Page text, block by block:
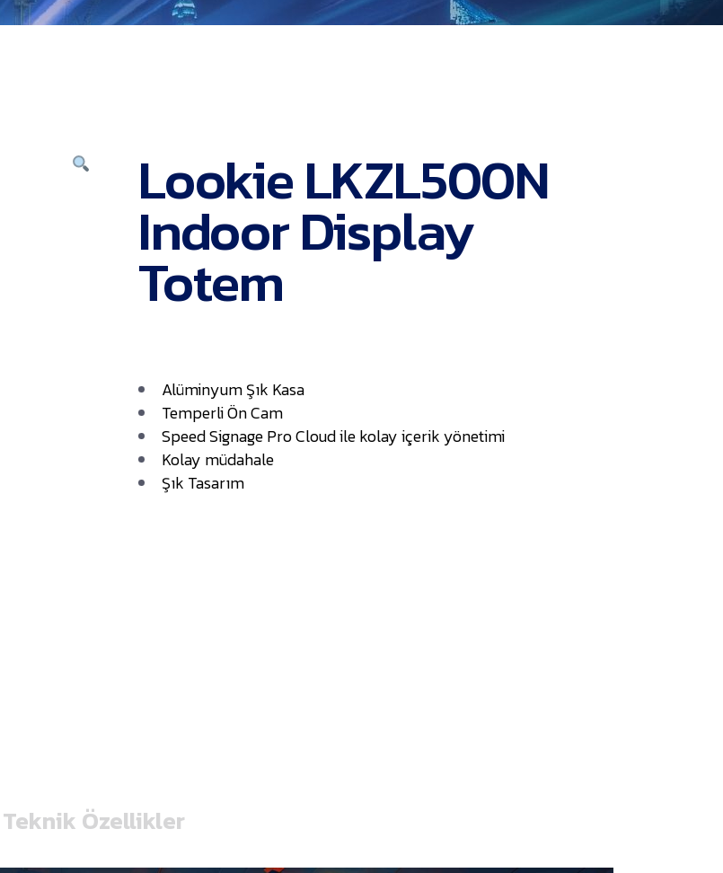
Lookie LKZL500N
Indoor Display
Totem
Alüminyum Şık Kasa
Temperli Ön Cam
Speed Signage Pro Cloud ile kolay içerik yönetimi
Kolay müdahale
Şık Tasarım
Teknik Özellikler